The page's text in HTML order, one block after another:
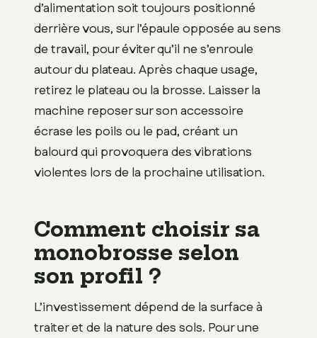
d’alimentation soit toujours positionné
derrière vous, sur l’épaule opposée au sens
de travail, pour éviter qu’il ne s’enroule
autour du plateau. Après chaque usage,
retirez le plateau ou la brosse. Laisser la
machine reposer sur son accessoire
écrase les poils ou le pad, créant un
balourd qui provoquera des vibrations
violentes lors de la prochaine utilisation.
Comment choisir sa
monobrosse selon
son profil ?
L’investissement dépend de la surface à
traiter et de la nature des sols. Pour une